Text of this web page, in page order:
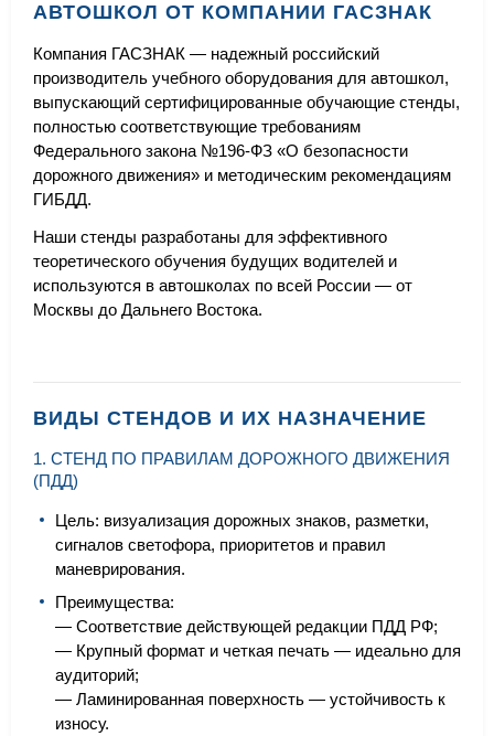
АВТОШКОЛ ОТ КОМПАНИИ ГАСЗНАК
Компания ГАСЗНАК — надежный российский
производитель учебного оборудования для автошкол,
выпускающий сертифицированные обучающие стенды,
полностью соответствующие требованиям
Федерального закона №196-ФЗ «О безопасности
дорожного движения» и методическим рекомендациям
ГИБДД.
Наши стенды разработаны для эффективного
теоретического обучения будущих водителей и
используются в автошколах по всей России — от
Москвы до Дальнего Востока.
ВИДЫ СТЕНДОВ И ИХ НАЗНАЧЕНИЕ
1. СТЕНД ПО ПРАВИЛАМ ДОРОЖНОГО ДВИЖЕНИЯ
(ПДД)
Цель: визуализация дорожных знаков, разметки,
сигналов светофора, приоритетов и правил
маневрирования.
Преимущества:
— Соответствие действующей редакции ПДД РФ;
— Крупный формат и четкая печать — идеально для
аудиторий;
— Ламинированная поверхность — устойчивость к
износу.